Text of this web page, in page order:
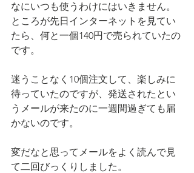
なにいつも使うわけにはいきません。
ところが先日インターネットを見てい
たら、何と一個140円で売られていたの
です。
迷うことなく10個注文して、楽しみに
待っていたのですが、発送されたとい
うメールが来たのに一週間過ぎても届
かないのです。
変だなと思ってメールをよく読んで見
て二回びっくりしました。